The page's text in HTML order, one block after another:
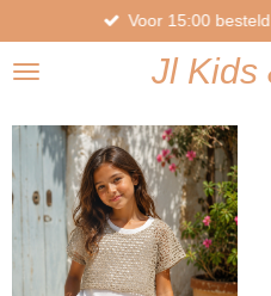
direct
naar
hoofdinhoud
JlKids
Voor 15:00